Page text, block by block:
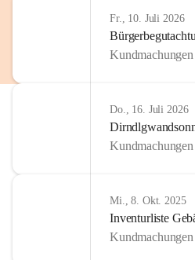
Fr., 10. Juli 2026
Kundmachungen
Do., 16. Juli 2026
Kundmachungen
Mi., 8. Okt. 2025
Inventurliste
Kundmachungen